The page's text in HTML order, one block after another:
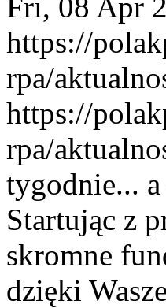
https://
rpa/
https://
rpa/
tygodnie...
Startując z
skromne
dzięki